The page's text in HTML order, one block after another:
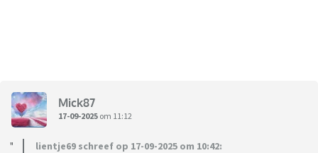
Mick87
17-09-2025 om 11:12
lientje69 schreef op 17-09-2025 om 10:42: